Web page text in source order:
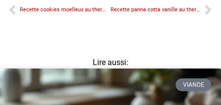
Recette cookies moelleux au thermomix Recette panna cotta vanille au thermomix
Lire aussi:
VIANDE